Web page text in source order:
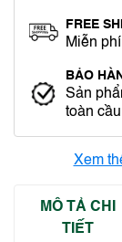
FREE
Miễn
BẢO
Sản
toàn
Xem
MÔ TẢ CHI
TIẾT